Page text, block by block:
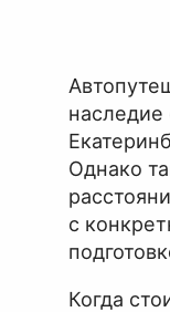
Однако
с
Когда